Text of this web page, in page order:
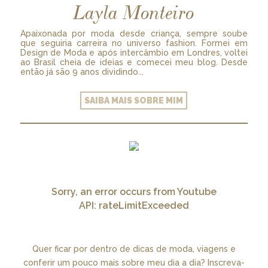
Layla Monteiro
Apaixonada por moda desde criança, sempre soube
que seguiria carreira no universo fashion. Formei em
Design de Moda e após intercâmbio em Londres, voltei
ao Brasil cheia de ideias e comecei meu blog. Desde
então já são 9 anos dividindo...
SAIBA MAIS SOBRE MIM
Sorry, an error occurs from Youtube
API: rateLimitExceeded
Quer ficar por dentro de dicas de moda, viagens e
conferir um pouco mais sobre meu dia a dia? Inscreva-